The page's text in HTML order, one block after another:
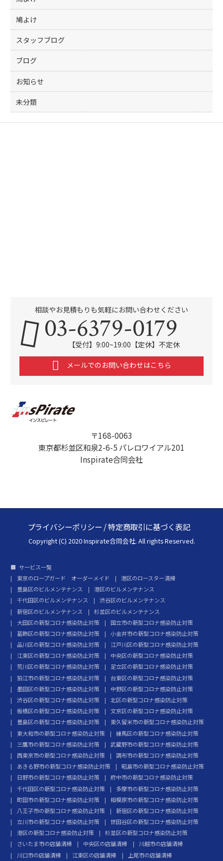
鳩よけ
スタッフブログ
ブログ
お知らせ
未分類
相談やお見積もりも気軽にお問い合わせください
03-6379-0179
【受付】9:00~19:00【定休】不定休
メールでのお問い合わせはこちら
〒168-0063
東京都杉並区和泉2-6-5 パレロワイアル201
Inspirate合同会社
プライバシーポリシー /特定商取引に基づく表記
Copyright (C) 2020 Inspirate合同会社. All rights Reserved.
サービス一覧
東京のロープガード オーダーメイド
港区のロースター清掃
豊島区のビルメンテナンス
港区のビルメンテナンス
千代田区のビルメンテナンス
渋谷区のビルメンテナンス
新宿区のビルメンテナンス
杉並区のビルメンテナンス
大田区の新型コロナ感染防止対策
国立市の新型コロナ感染防止対策
葛飾区の新型コロナ感染防止対策
小金井市の新型コロナ感染防止対策
品川区の新型コロナ感染防止対策
江戸川区の新型コロナ感染防止対策
江東区の新型コロナ感染防止対策
中央区の新型コロナ感染防止対策
荒川区の新型コロナ感染防止対策
足立区の新型コロナ感染防止対策
狛江市の新型コロナ感染防止対策
台東区の新型コロナ感染防止対策
墨田区の新型コロナ感染防止対策
中野区の新型コロナ感染防止対策
渋谷区の新型コロナ感染防止対策
北区の新型コロナ感染防止対策
板橋区の新型コロナ感染防止対策
文京区の新型コロナ感染防止対策
豊島区の新型コロナ感染防止対策
東久留米市の新型コロナ感染防止対策
東大和市の新型コロナ感染防止対策
練馬区の新型コロナ感染防止対策
三鷹市の新型コロナ感染防止対策
武蔵野市の新型コロナ感染防止対策
西東京市の新型コロナ感染防止対策
調布市の新型コロナ感染防止対策
あきる野市の新型コロナ感染防止対策
昭島市の新型コロナ感染防止対策
日野市の新型コロナ感染防止対策
府中市の新型コロナ感染防止対策
千代田区の新型コロナ感染防止対策
多摩市の新型コロナ感染防止対策
町田市の新型コロナ感染防止対策
相模原市の新型コロナ感染防止対策
八王子市の新型コロナ感染防止対策
新宿区の新型コロナ感染防止対策
立川市の新型コロナ感染防止対策
世田谷区の新型コロナ感染防止対策
港区の新型コロナ感染防止対策
杉並区の新型コロナ感染防止対策
さいたま市の店舗清掃
中央区の店舗清掃
川越市の店舗清掃
川口市の店舗清掃
江東区の店舗清掃
上尾市の店舗清掃